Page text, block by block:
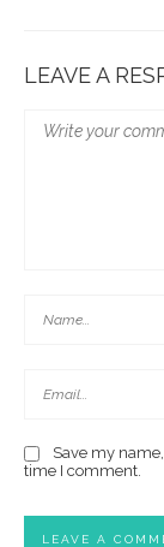
LEAVE A
Save my
time I comment.